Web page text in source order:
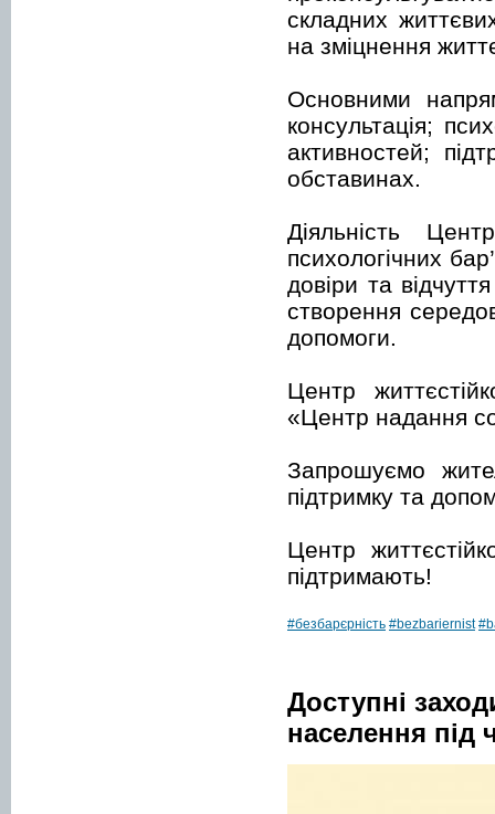
складних
на зміцнення
Основними
консультація;
активностей;
обставинах.
Діяльність
психологічних
довіри та
створення
допомоги.
Центр
«Центр надання
Запрошуємо
підтримку та
Центр
підтримають!
#безбарєрність #bezbariernist
Доступні
населення під